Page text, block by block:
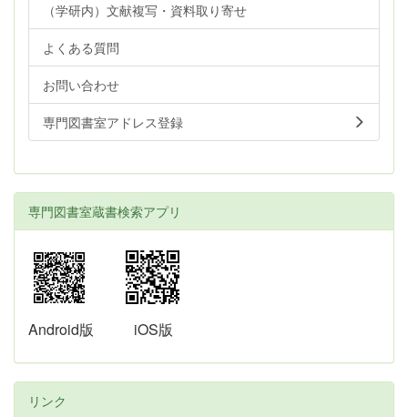
（学研内）文献複写・資料取り寄せ
よくある質問
お問い合わせ
専門図書室アドレス登録
専門図書室蔵書検索アプリ
Android版 iOS版
リンク